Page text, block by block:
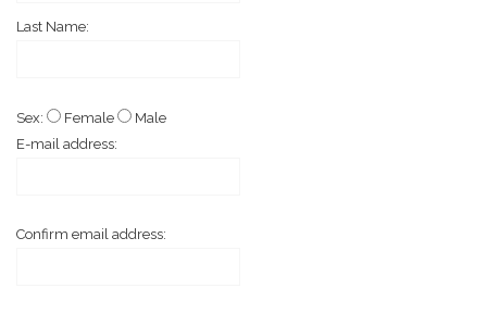
Last Name:
Sex: Female
Male
E-mail address:
Confirm email address: